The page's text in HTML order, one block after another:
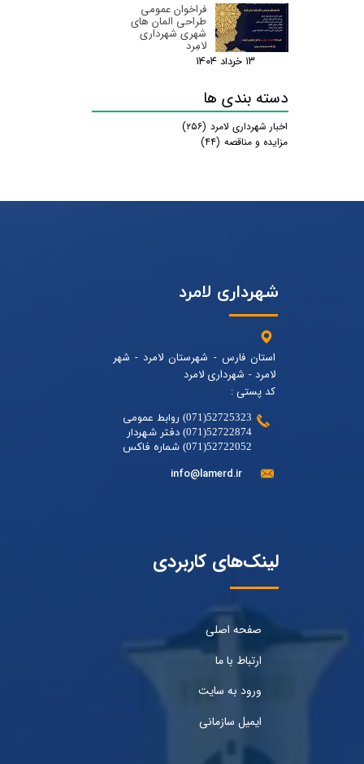
فراخوان عمومی
طراحی المان های
شهری شهرداری
لامِرد
۱۳ خرداد ۰۴
دسته بندی ها
اخبار شهرداری لامرد (۲۵۶)
مزایده و مناقصه (۴۴)
شهرداری لامرد
استان فارس - شهرستان لامرد - شهر
لامرد - شهرداری لامرد
کد پستی :
52725323(071) روابط عمومی
52722874(071) دفتر شهردار
52722052(071) شماره فاکس
info@lamerd.ir
لینک‌های کاربردی
صفحه اصلی
ارتباط با ما
ورود به سایت
ایمیل سازمانی